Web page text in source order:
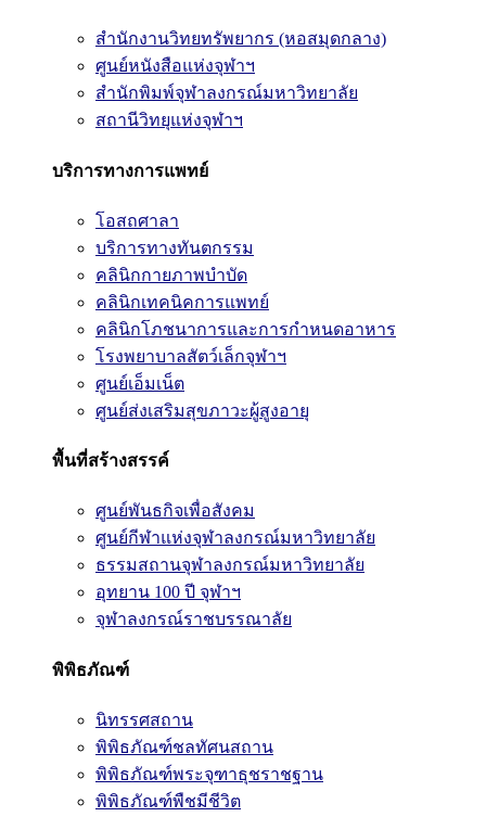
สำนักงานวิทยทรัพยากร (หอสมุดกลาง)
ศูนย์หนังสือแห่งจุฬาฯ
สำนักพิมพ์จุฬาลงกรณ์มหาวิทยาลัย
สถานีวิทยุแห่งจุฬาฯ
บริการทางการแพทย์
โอสถศาลา
บริการทางทันตกรรม
คลินิกกายภาพบำบัด
คลินิกเทคนิคการแพทย์
คลินิกโภชนาการและการกำหนดอาหาร
โรงพยาบาลสัตว์เล็กจุฬาฯ
ศูนย์เอ็มเน็ต
ศูนย์ส่งเสริมสุขภาวะผู้สูงอายุ
พื้นที่สร้างสรรค์
ศูนย์พันธกิจเพื่อสังคม
ศูนย์กีฬาแห่งจุฬาลงกรณ์มหาวิทยาลัย
ธรรมสถานจุฬาลงกรณ์มหาวิทยาลัย
อุทยาน 100 ปี จุฬาฯ
จุฬาลงกรณ์ราชบรรณาลัย
พิพิธภัณฑ์
นิทรรศสถาน
พิพิธภัณฑ์ชลทัศนสถาน
พิพิธภัณฑ์พระจุฑาธุชราชฐาน
พิพิธภัณฑ์พืชมีชีวิต